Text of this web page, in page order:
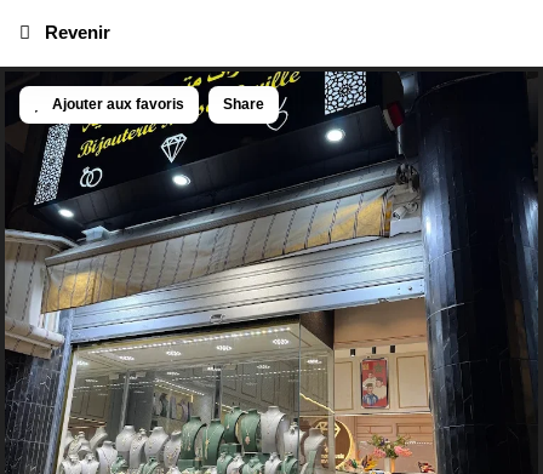
Ajouter aux favoris Share
Revenir